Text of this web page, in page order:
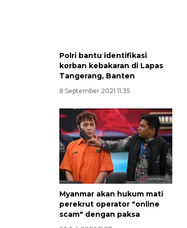
Polri bantu identifikasi
korban kebakaran di Lapas
Tangerang, Banten
8 September 2021 11:35
Myanmar akan hukum mati
perekrut operator "online
scam" dengan paksa